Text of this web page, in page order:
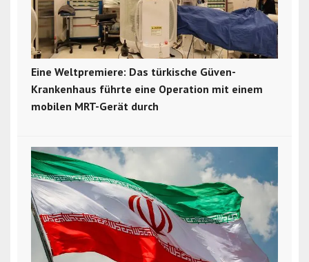
Eine Weltpremiere: Das türkische Güven-
Krankenhaus führte eine Operation mit einem
mobilen MRT-Gerät durch